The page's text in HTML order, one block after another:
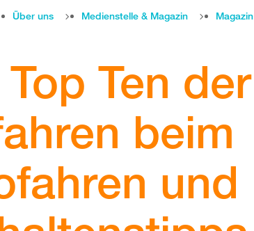
Über uns Medienstelle & Magazin Magazin
Ten der
beim
und